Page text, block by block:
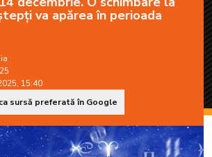
va apărea în perioada
15:40
sursă preferată în Google